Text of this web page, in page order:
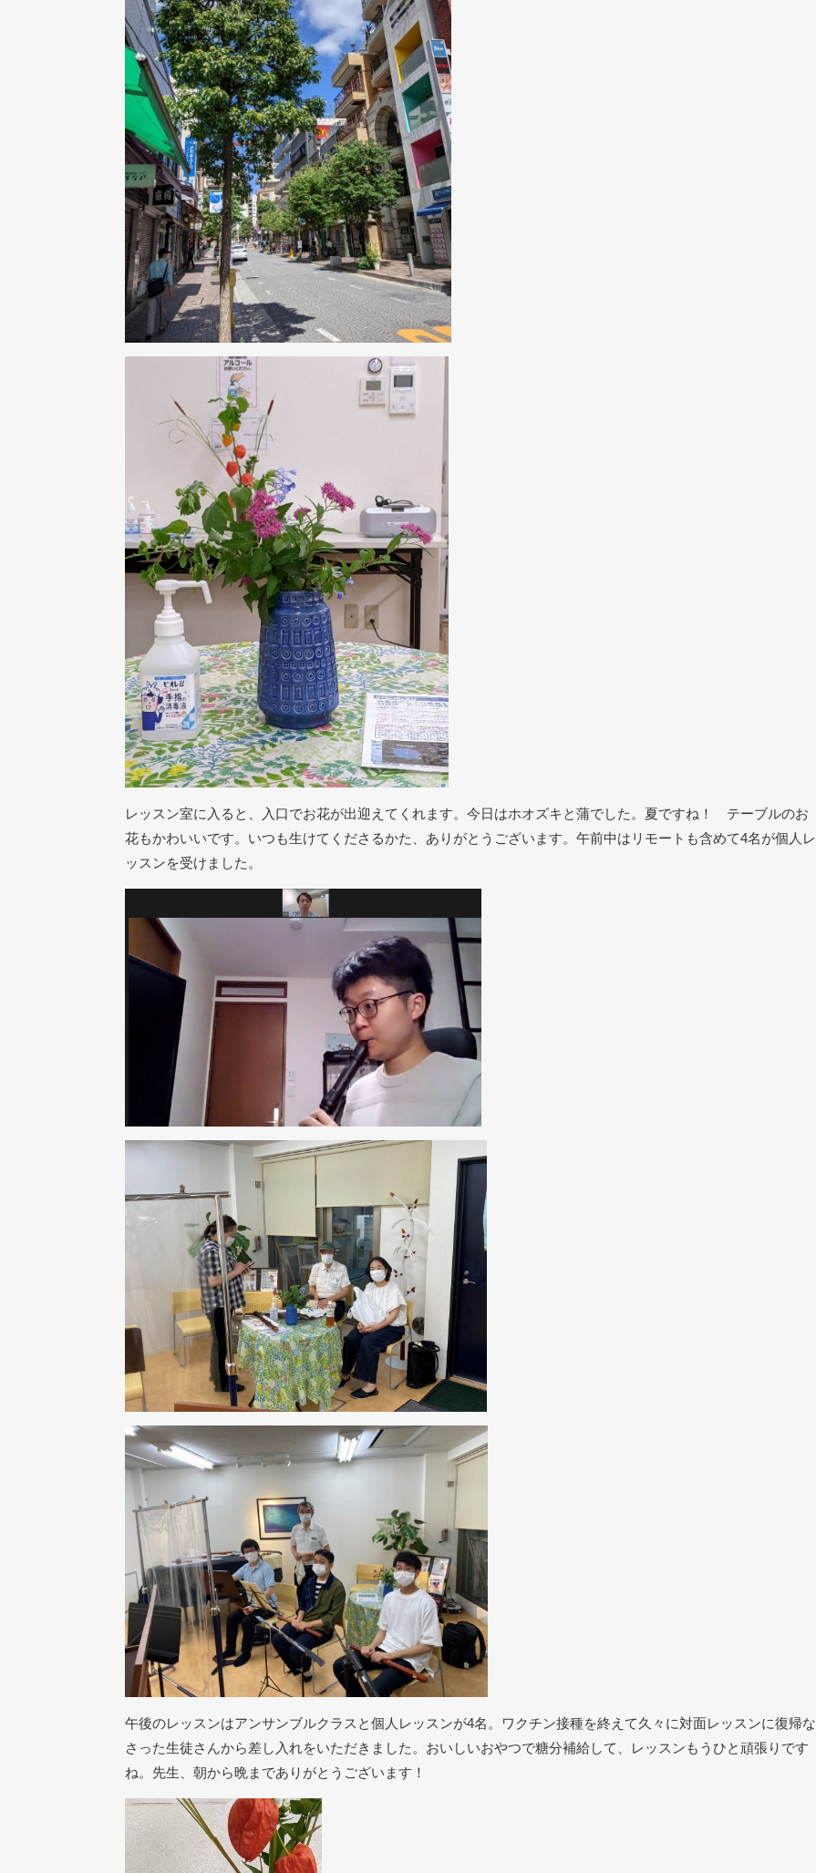
レッスン室に入ると、入口でお花が出迎えてくれます。今日はホオズキと蒲でした。夏ですね！ テーブルのお
花もかわいいです。いつも生けてくださるかた、ありがとうございます。午前中はリモートも含めて4名が個人レ
ッスンを受けました。
午後のレッスンはアンサンブルクラスと個人レッスンが4名。ワクチン接種を終えて久々に対面レッスンに復帰な
さった生徒さんから差し入れをいただきました。おいしいおやつで糖分補給して、レッスンもうひと頑張りです
ね。先生、朝から晩までありがとうございます！